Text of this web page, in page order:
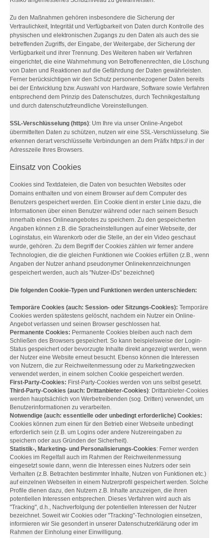
Zu den Maßnahmen gehören insbesondere die Sicherung der
Vertraulichkeit, Integrität und Verfügbarkeit von Daten durch Kontrolle des
physischen und elektronischen Zugangs zu den Daten als auch des sie
betreffenden Zugriffs, der Eingabe, der Weitergabe, der Sicherung der
Verfügbarkeit und ihrer Trennung. Des Weiteren haben wir Verfahren
eingerichtet, die eine Wahrnehmung von Betroffenenrechten, die Löschung
von Daten und Reaktionen auf die Gefährdung der Daten gewährleisten.
Ferner berücksichtigen wir den Schutz personenbezogener Daten bereits
bei der Entwicklung bzw. Auswahl von Hardware, Software sowie Verfahren
entsprechend dem Prinzip des Datenschutzes, durch Technikgestaltung
und durch datenschutzfreundliche Voreinstellungen.
SSL-Verschlüsselung (https): Um Ihre via unser Online-Angebot
übermittelten Daten zu schützen, nutzen wir eine SSL-Verschlüsselung. Sie
erkennen derart verschlüsselte Verbindungen an dem Präfix https:// in der
Adresszeile Ihres Browsers.
Einsatz von Cookies
Cookies sind Textdateien, die Daten von besuchten Websites oder
Domains enthalten und von einem Browser auf dem Computer des
Benutzers gespeichert werden. Ein Cookie dient in erster Linie dazu, die
Informationen über einen Benutzer während oder nach seinem Besuch
innerhalb eines Onlineangebotes zu speichern. Zu den gespeicherten
Angaben können z.B. die Spracheinstellungen auf einer Webseite, der
Loginstatus, ein Warenkorb oder die Stelle, an der ein Video geschaut
wurde, gehören. Zu dem Begriff der Cookies zählen wir ferner andere
Technologien, die die gleichen Funktionen wie Cookies erfüllen (z.B., wenn
Angaben der Nutzer anhand pseudonymer Onlinekennzeichnungen
gespeichert werden, auch als "Nutzer-IDs" bezeichnet)
Die folgenden Cookie-Typen und Funktionen werden unterschieden:
Temporäre Cookies (auch: Session- oder Sitzungs-Cookies): Temporäre
Cookies werden spätestens gelöscht, nachdem ein Nutzer ein Online-
Angebot verlassen und seinen Browser geschlossen hat.
Permanente Cookies: Permanente Cookies bleiben auch nach dem
Schließen des Browsers gespeichert. So kann beispielsweise der Login-
Status gespeichert oder bevorzugte Inhalte direkt angezeigt werden, wenn
der Nutzer eine Website erneut besucht. Ebenso können die Interessen
von Nutzern, die zur Reichweitenmessung oder zu Marketingzwecken
verwendet werden, in einem solchen Cookie gespeichert werden.
First-Party-Cookies: First-Party-Cookies werden von uns selbst gesetzt.
Third-Party-Cookies (auch: Drittanbieter-Cookies): Drittanbieter-Cookies
werden hauptsächlich von Werbetreibenden (sog. Dritten) verwendet, um
Benutzerinformationen zu verarbeiten.
Notwendige (auch: essentielle oder unbedingt erforderliche) Cookies:
Cookies können zum einen für den Betrieb einer Webseite unbedingt
erforderlich sein (z.B. um Logins oder andere Nutzereingaben zu
speichern oder aus Gründen der Sicherheit).
Statistik-, Marketing- und Personalisierungs-Cookies: Ferner werden
Cookies im Regelfall auch im Rahmen der Reichweitenmessung
eingesetzt sowie dann, wenn die Interessen eines Nutzers oder sein
Verhalten (z.B. Betrachten bestimmter Inhalte, Nutzen von Funktionen etc.)
auf einzelnen Webseiten in einem Nutzerprofil gespeichert werden. Solche
Profile dienen dazu, den Nutzern z.B. Inhalte anzuzeigen, die ihren
potentiellen Interessen entsprechen. Dieses Verfahren wird auch als
"Tracking", d.h., Nachverfolgung der potentiellen Interessen der Nutzer
bezeichnet. Soweit wir Cookies oder "Tracking"-Technologien einsetzen,
informieren wir Sie gesondert in unserer Datenschutzerklärung oder im
Rahmen der Einholung einer Einwilligung.